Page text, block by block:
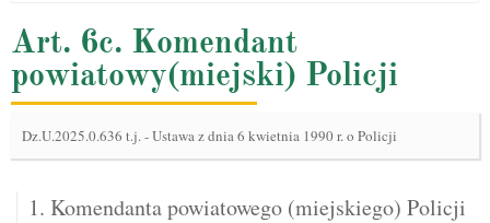
Art. 6c. Komendant
powiatowy(miejski) Policji
Dz.U.2025.0.636 t.j.-Ustawa z dnia 6 kwietnia 1990 r. o Policji
1. Komendanta powiatowego (miejskiego) Policji